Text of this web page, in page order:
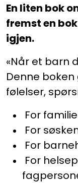
En liten bok
fremst en
igjen.
«Når et barn
Denne
følelser,
For
For
For
For